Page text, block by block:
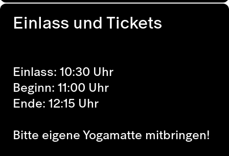
Einlass und Tickets
Einlass: 10:30 Uhr
Beginn: 11:00 Uhr
Ende: 12:15 Uhr
Bitte eigene Yogamatte mitbringen!